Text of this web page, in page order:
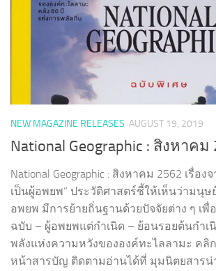
NEW MAGAZINE RELEASES AUGUST 19, 2019
National Geographic : สิงหาคม
National Geographic : สิงหาคม 2562 เรื่อง
เป็นผู้อพยพ” ประวัติศาสตร์ชี้ให้เห็นว่ามนุษ
อพยพ มีการย้ายถิ่นฐานด้วยปัจจัยต่าง ๆ เ
ฉบับ – ผู้อพยพแต่กำเนิด – ย้อนรอยต้นกำเ
พลังแห่งความหวังขององค์ทะไลลามะ คลิ
หน้าสารบัญ ติดตามอ่านได้ที่ มุมนิตยสารน่